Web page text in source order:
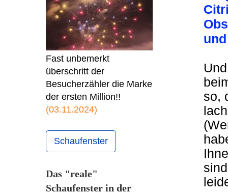
Fast unbemerkt
überschritt der
Besucherzähler die Marke
der ersten Million!!
(03.11.2024)
Schaufenster
Das "reale"
Schaufenster in der
so,